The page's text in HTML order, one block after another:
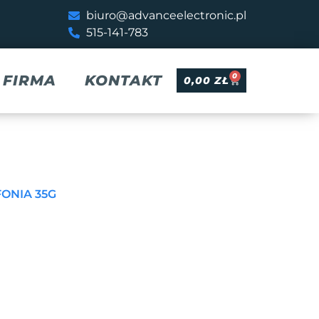
biuro@advanceelectronic.pl
515-141-783
FIRMA KONTAKT 0,00ZŁ 0
35G